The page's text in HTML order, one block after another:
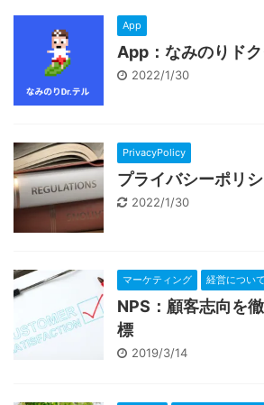
App
App：なみのりド
2022/1/30
PrivacyPolicy
プライバシーポリ
2022/1/30
マーケティング 経営について
NPS：顧客志向を
標
2019/3/14